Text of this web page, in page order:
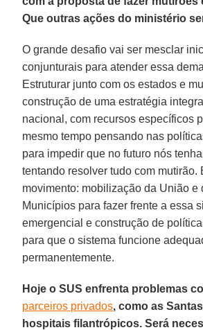
Que outras ações do ministério
O grande desafio vai ser mesclar
conjunturais para atender essa
Estruturar junto com os estados e
construção de uma estratégia
nacional, com recursos específicos
mesmo tempo pensando nas
para impedir que no futuro nós
tentando resolver tudo com mutirão.
movimento: mobilização da União e
Municípios para fazer frente a essa
emergencial e construção de
para que o sistema funcione
permanentemente.
Hoje o SUS enfrenta problemas
parceiros privados, como as
hospitais filantrópicos. Será